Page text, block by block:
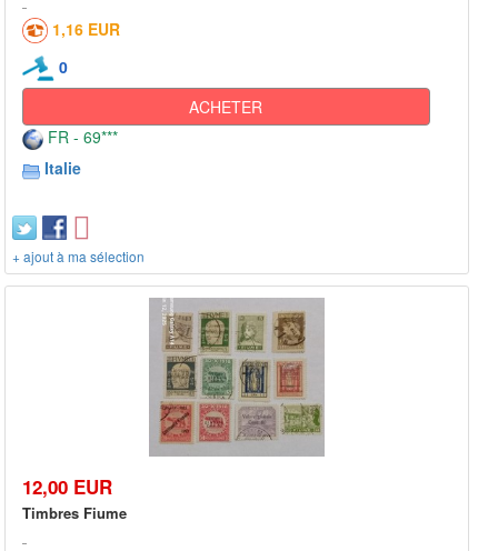
1,16 EUR
0
ACHETER
FR - 69***
Italie
+ ajout à ma sélection
12,00 EUR
Timbres Fiume